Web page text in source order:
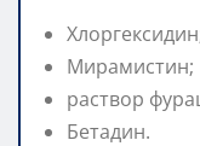
Мирамистин;
раствор
Бетадин.